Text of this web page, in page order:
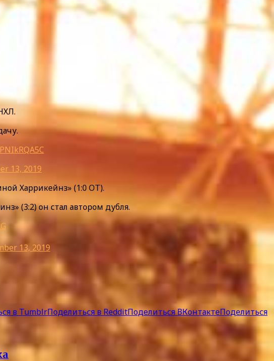
13, 2019
Харрикейнз» (1:0 ОТ).
(3:2) он стал автором дубля.
13, 2019
в TumblrПоделиться в RedditПоделиться ВКонтактеПоделиться